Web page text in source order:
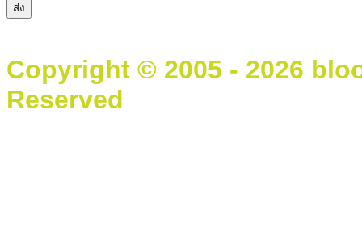
Copyright © 2005 - 2026
Reserved